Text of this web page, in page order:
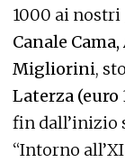
1000 ai nostri
Canale
Migliorini,
Laterza (euro
fin dall’inizio
“Intorno